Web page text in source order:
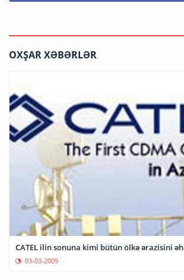
OXŞAR XƏBƏRLƏR
CATEL ilin sonuna kimi bütün ölkə ərazisini
03-03-2009